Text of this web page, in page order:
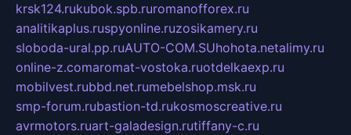
krsk124.rukubok.spb.ruromanofforex.ru
analitikaplus.ruspyonline.ruzosikamery.ru
sloboda-ural.pp.ruAUTO-COM.SUhohota.netalimy.ru
online-z.comaromat-vostoka.ruotdelkaexp.ru
mobilvest.rubbd.net.rumebelshop.msk.ru
smp-forum.rubastion-td.rukosmoscreative.ru
avrmotors.ruart-galadesign.rutiffany-c.ru